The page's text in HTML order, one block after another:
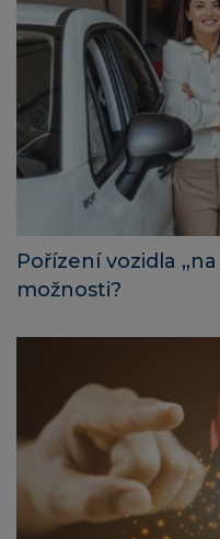
Pořízení vozidla
možnosti?